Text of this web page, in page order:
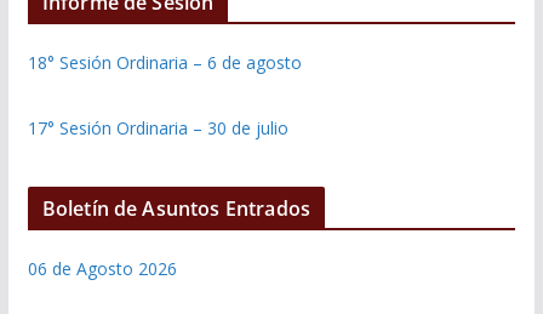
18° Sesión Ordinaria – 6 de agosto
17° Sesión Ordinaria – 30 de julio
Boletín de Asuntos Entrados
06 de Agosto 2026